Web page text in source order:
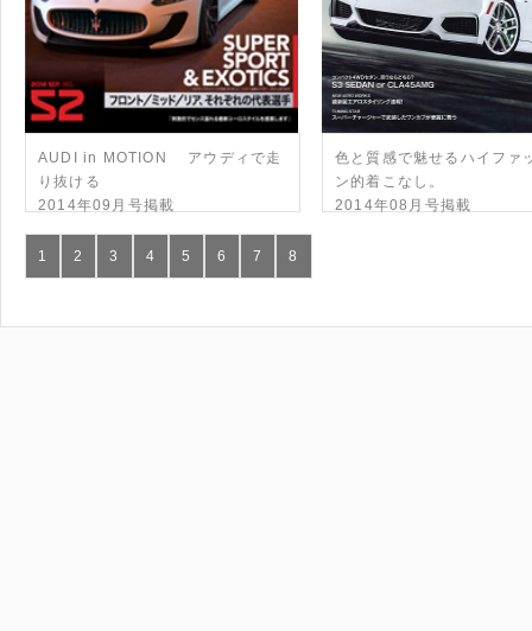
AUDI in MOTION アウディで走
り抜ける
2014年09月号掲載
色と質感で魅せるハイファ
ン的着こなし。
2014年08月号掲載
1 2 3 4 5 6 7 8